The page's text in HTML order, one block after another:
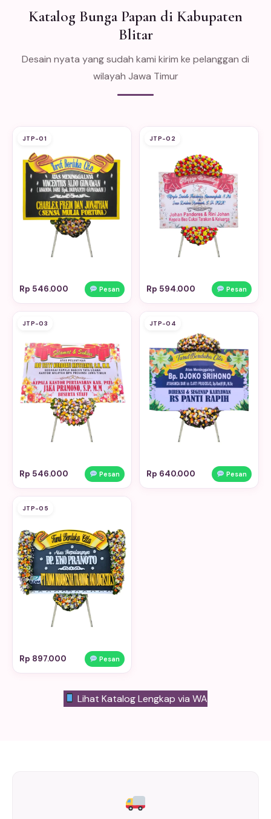
Katalog Bunga Papan di Kabupaten
Blitar
Desain nyata yang sudah kami kirim ke pelanggan di
wilayah Jawa Timur
JTP-01
Rp 546.000 Pesan
JTP-02
Rp 594.000 Pesan
JTP-03
Rp 546.000 Pesan
JTP-04
Rp 640.000 Pesan
JTP-05
Rp 897.000 Pesan
Lihat Katalog Lengkap via WA